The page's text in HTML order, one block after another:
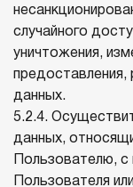
случайного
уничтожения,
предоставления,
данных.
5.2.4.
данных,
Пользователю,
Пользователя